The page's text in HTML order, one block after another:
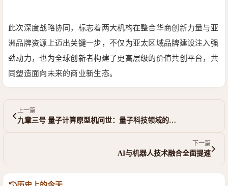
此次深度战略协同，标志着两大机构在整合华商创新力量与亚
洲品牌资源上迈出关键一步，不仅为亚太区域品牌建设注入强
劲动力，也为全球创新者构建了更高层级的价值共创平台，共
同塑造面向未来的商业新生态。
上一篇
九章三号 量子计算原型机问世：量子科技领域的…
下一篇
AI与机器人技术融合全面提速